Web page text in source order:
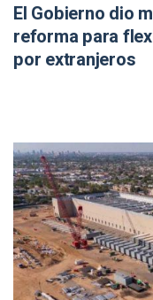
El Gobierno dio
reforma para
por extranjeros